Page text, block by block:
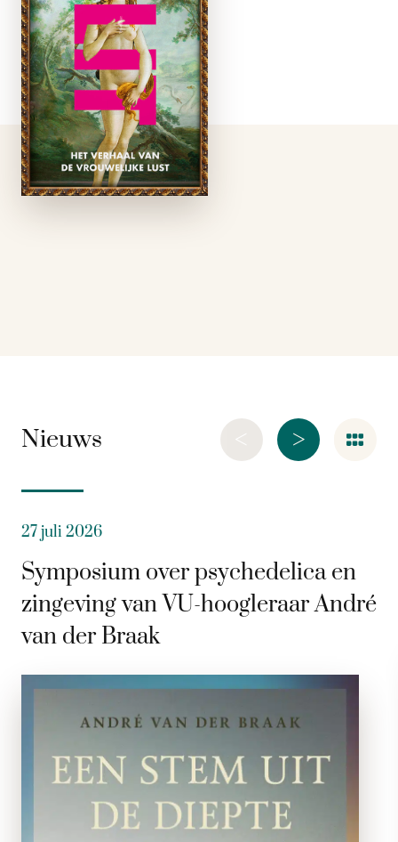
We denken vaak aan
Aphrodite en Venus
als zachte,
weelderige figuren,
liggend op een
fluwelen bank met
cupido’s die hen wijn
inschenken. Maar
ooit waren ze anders:
wreed, machtig,
angstaanjagend. …
Nieuws >
<
27 juli 2026
Symposium over psychedelica en
zingeving van VU-hoogleraar André
van der Braak